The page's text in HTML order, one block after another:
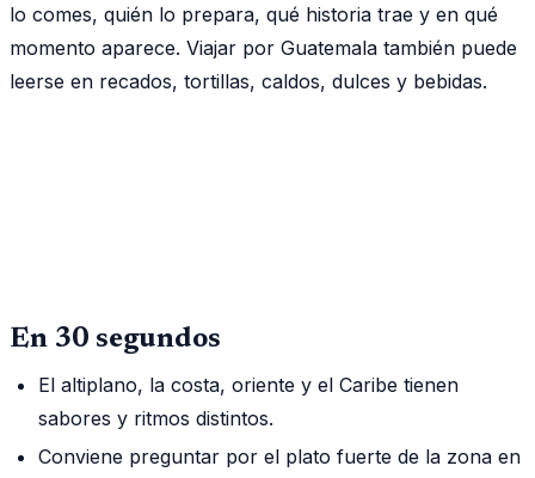
lo comes, quién lo prepara, qué historia trae y en qué
momento aparece. Viajar por Guatemala también puede
leerse en recados, tortillas, caldos, dulces y bebidas.
En 30 segundos
El altiplano, la costa, oriente y el Caribe tienen
sabores y ritmos distintos.
Conviene preguntar por el plato fuerte de la zona en